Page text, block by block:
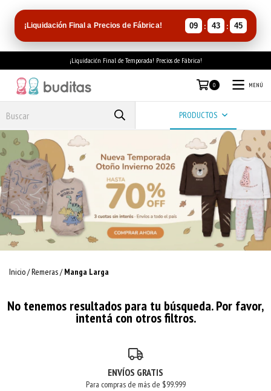
¡Liquidación Final a Precios de Fábrica! 09 : 43 : 45
¡Liquidación Final de Temporada! Precios de Fábrica!
0 MENÚ
PRODUCTOS
Inicio/Remeras/ Manga Larga
No tenemos resultados para tu búsqueda. Por favor,
intentá con otros filtros.
ENVÍOS GRATIS
Para compras de más de $99.999